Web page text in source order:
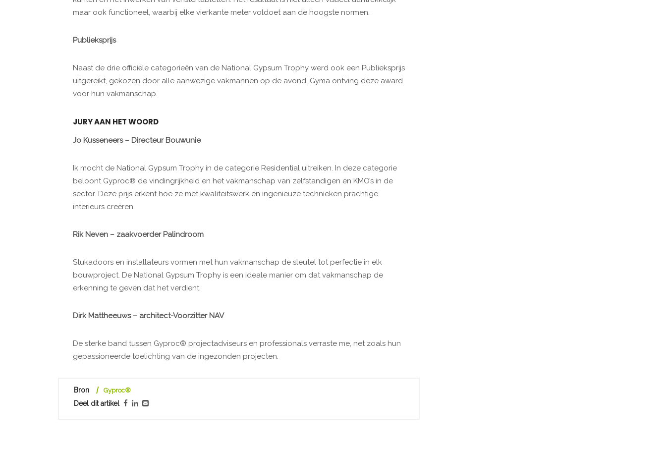
maar ook functioneel, waarbij elke vierkante meter voldoet aan de hoogste normen.
Publieksprijs
Naast de drie officiële categorieën van de National Gypsum Trophy werd ook een Publieksprijs
uitgereikt, gekozen door alle aanwezige vakmannen op de avond. Gyma ontving deze award
voor hun vakmanschap.
JURY AAN HET WOORD
Jo Kusseneers – Directeur Bouwunie
Ik mocht de National Gypsum Trophy in de categorie Residential uitreiken. In deze categorie
beloont Gyproc® de vindingrijkheid en het vakmanschap van zelfstandigen en KMO’s in de
sector. Deze prijs erkent hoe ze met kwaliteitswerk en ingenieuze technieken prachtige
interieurs creëren.
Rik Neven – zaakvoerder Palindroom
Stukadoors en installateurs vormen met hun vakmanschap de sleutel tot perfectie in elk
bouwproject. De National Gypsum Trophy is een ideale manier om dat vakmanschap de
erkenning te geven dat het verdient.
Dirk Mattheeuws – architect-Voorzitter NAV
De sterke band tussen Gyproc® projectadviseurs en professionals verraste me, net zoals hun
gepassioneerde toelichting van de ingezonden projecten.
Bron Gyproc®
Deel dit artikel